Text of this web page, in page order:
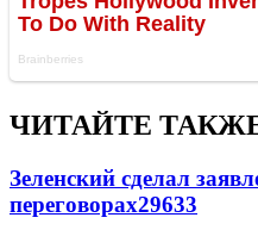
ЧИТАЙТЕ
Зеленский сделал
переговорах29633